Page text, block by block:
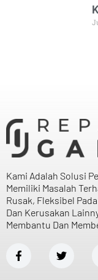
Kami Adalah Solusi
Memiliki Masalah
Rusak, Fleksibel
Dan Kerusakan
Membantu Dan